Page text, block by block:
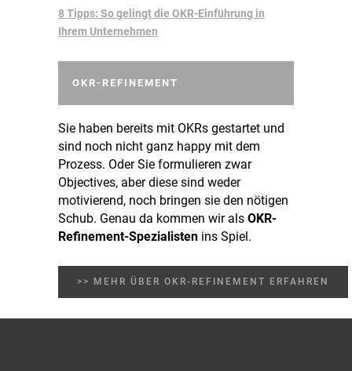
8 Tipps: So gelingt die OKR-Einführung in
Ihrem Unternehmen
OKR-REFINEMENT
Sie haben bereits mit OKRs gestartet und
sind noch nicht ganz happy mit dem
Prozess. Oder Sie formulieren zwar
Objectives, aber diese sind weder
motivierend, noch bringen sie den nötigen
Schub. Genau da kommen wir als OKR-
Refinement-Spezialisten ins Spiel.
>> MEHR ÜBER OKR-REFINEMENT ERFAHREN